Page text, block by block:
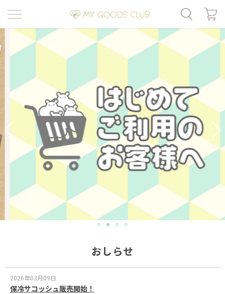
おしらせ
2026年03月09日
保冷サコッシュ販売開始！